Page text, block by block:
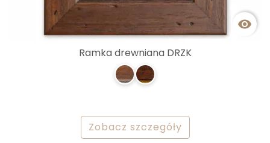

Ramka drewniana DRZK
Zobacz szczegóły